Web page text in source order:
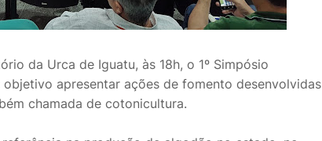
da Urca de Iguatu, às 18h, o 1º Simpósio
apresentar ações de fomento desenvolvidas
chamada de cotonicultura.